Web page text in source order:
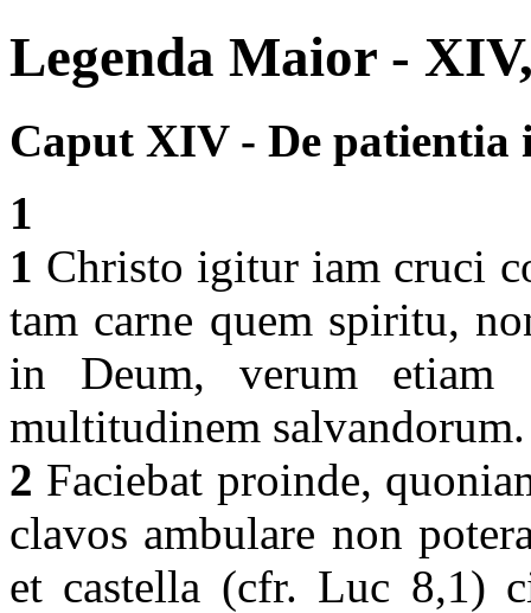
Legenda Maior -
Caput XIV - De
1
1 Christo igitur iam cruci
tam carne quem spiritu,
in Deum, verum etiam
multitudinem
2 Faciebat proinde,
clavos ambulare non
et castella (cfr. Luc 8,1)